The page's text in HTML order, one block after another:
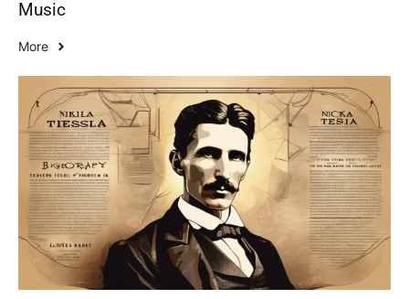
Music
More